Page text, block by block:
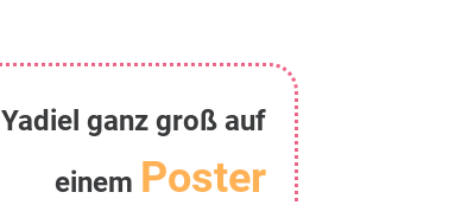
Yadiel ganz groß auf
einem Poster